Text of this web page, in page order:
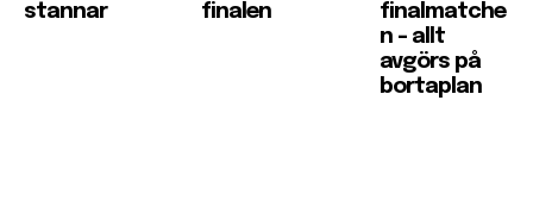
stannar
finalen
finalmatche
n – allt
avgörs på
bortaplan